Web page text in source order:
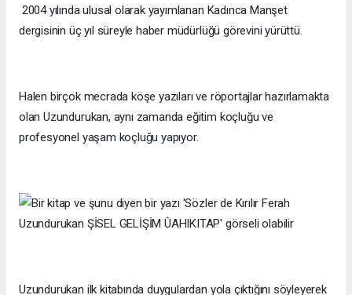
2004 yılında ulusal olarak yayımlanan Kadınca Manşet
dergisinin üç yıl süreyle haber müdürlüğü görevini yürüttü.
Halen birçok mecrada köşe yazıları ve röportajlar hazırlamakta
olan Uzundurukan, aynı zamanda eğitim koçluğu ve
profesyonel yaşam koçluğu yapıyor.
Uzundurukan ilk kitabında duygulardan yola çıktığını söyleyerek